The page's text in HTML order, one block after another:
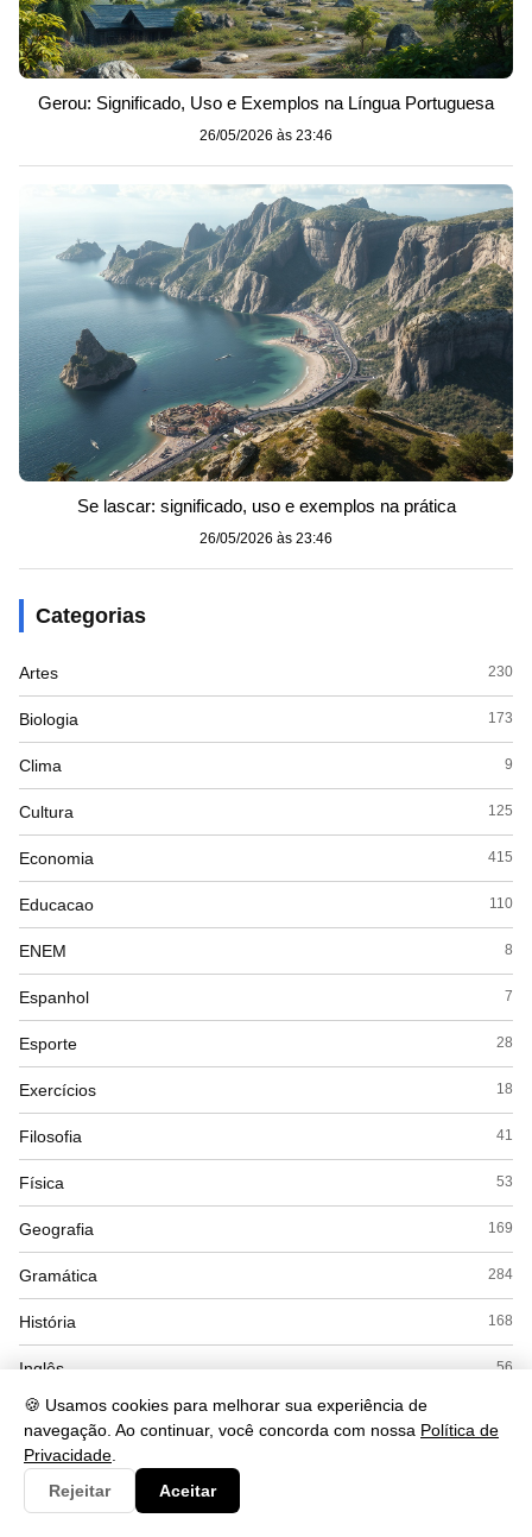
🍪 Usamos cookies para melhorar sua experiência de
navegação. Ao continuar, você concorda com nossa Política de
Privacidade
Rejeitar
Aceitar
Gerou: Significado, Uso e Exemplos na Língua Portuguesa
26/05/2026 às 23:46
Se lascar: significado, uso e exemplos na prática
26/05/2026 às 23:46
Categorias
Artes 230
Biologia 173
Clima 9
Cultura 125
Economia 415
Educacao 110
ENEM 8
Espanhol 7
Esporte 28
Exercícios 18
Filosofia 41
Física 53
Geografia 169
Gramática 284
História 168
Inglês 56
Interpretação
Literatura
Matemática